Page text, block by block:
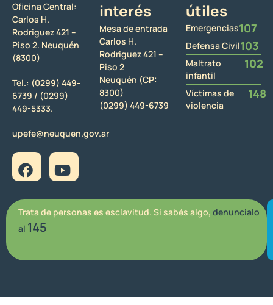
Oficina Central:
Carlos H.
Rodriguez 421 –
Piso 2. Neuquén
(8300)
Tel.: (0299) 449-
6739 / (0299)
449-5333.
upefe@neuquen.gov.ar
interés
Mesa de entrada
Carlos H.
Rodriguez 421 –
Piso 2
Neuquén (CP:
8300)
(0299) 449-6739
útiles
Emergencias107
Defensa Civil103
Maltrato
infantil
102
Víctimas de
violencia
148
Trata de personas es esclavitud. Si sabés algo, denuncialo
al 145